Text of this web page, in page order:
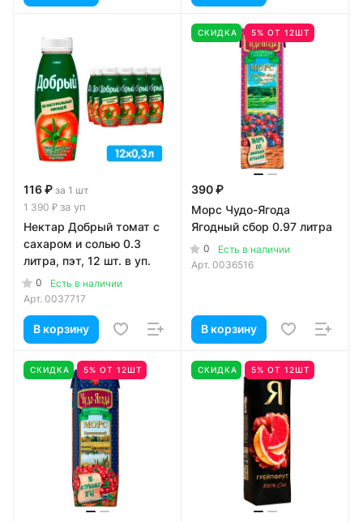
116 ₽ за 1 шт
1 390 ₽ за уп
Нектар Добрый томат с
сахаром и солью 0.3
литра, пэт, 12 шт. в уп.
0
Есть в наличии
Арт. 0037717
В корзину
СКИДКА 5% ОТ 12ШТ
390 ₽
Морс Чудо-Ягода
Ягодный сбор 0.97 литра
0
Есть в наличии
Арт. 0036516
В корзину
СКИДКА 5% ОТ 12ШТ СКИДКА 5% ОТ 12ШТ